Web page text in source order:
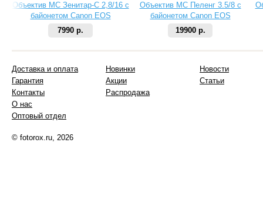
Объектив МС Зенитар-C 2,8/16 с
байонетом Canon EOS
7990 р.
Объектив МС Пеленг 3.5/8 с
байонетом Canon EOS
19900 р.
Доставка и оплата
Гарантия
Контакты
О нас
Оптовый отдел
Новинки
Акции
Распродажа
Новости
Статьи
© fotorox.ru, 2026